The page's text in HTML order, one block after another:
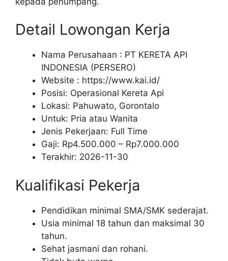
Detail Lowongan Kerja
Nama Perusahaan : PT KERETA API
INDONESIA (PERSERO)
Website : https://www.kai.id/
Posisi: Operasional Kereta Api
Lokasi: Pahuwato, Gorontalo
Untuk: Pria atau Wanita
Jenis Pekerjaan: Full Time
Gaji: Rp4.500.000 – Rp7.000.000
Terakhir: 2026-11-30
Kualifikasi Pekerja
Pendidikan minimal SMA/SMK sederajat.
Usia minimal 18 tahun dan maksimal 30
tahun.
Sehat jasmani dan rohani.